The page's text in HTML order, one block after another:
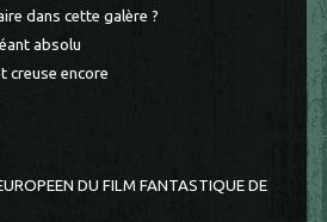
dans cette galère ?
absolu
creuse encore
DU FILM FANTASTIQUE DE